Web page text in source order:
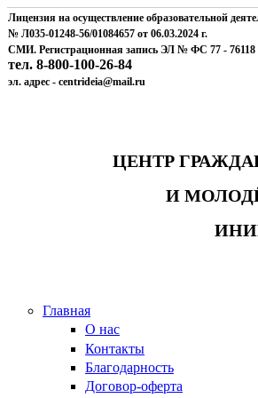
Лицензия на осуществление образовательной
№ Л035-01248-56/01084657 от 06.03.2024 г.
СМИ. Регистрационная запись ЭЛ № ФС 77 - 76118
тел. 8-800-100-26-84
эл. адрес - centrideia@mail.ru
ЦЕНТР
И
Главная
О нас
Контакты
Благодарность
Договор-оферта